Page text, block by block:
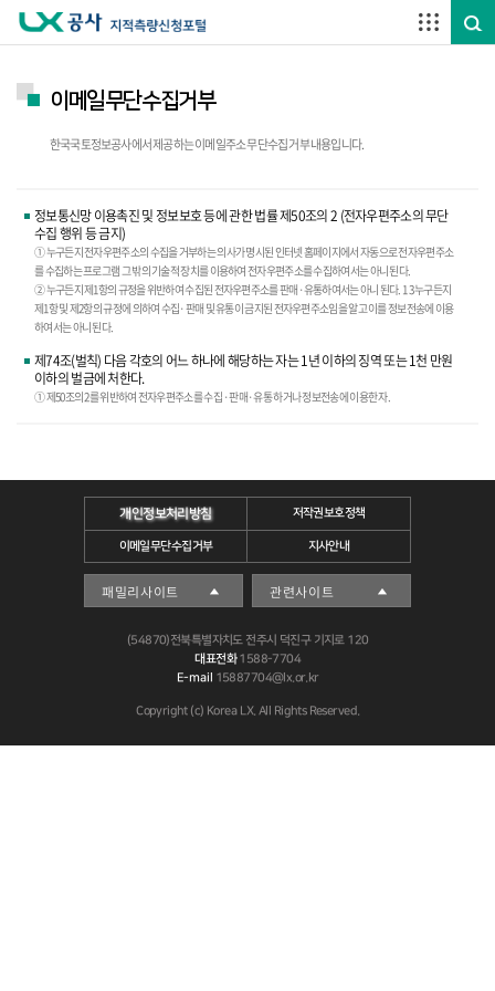
이메일무단수집거부
한국국토정보공사에서 제공하는 이메일주소 무단수집 거부 내용입니다.
정보통신망 이용촉진 및 정보보호 등에 관한 법률 제50조의 2 (전자우편주소의 무단
수집 행위 등 금지)
① 누구든지 전자우편주소의 수집을 거부하는 의사가 명시된 인터넷 홈페이지에서 자동으로 전자우편주소
를 수집하는 프로그램 그 밖의 기술적 장치를 이용하여 전자우편주소를 수집하여서는 아니 된다.
② 누구든지 제1항의 규정을 위반하여 수집된 전자우편주소를 판매·유통하여서는 아니 된다. 1 3 누구든지
제1항 및 제2항의 규정에 의하여 수집·판매 및 유통이 금지된 전자우편주소임을 알고 이를 정보전송에 이용
하여서는 아니 된다.
제74조(벌칙) 다음 각호의 어느 하나에 해당하는 자는 1년 이하의 징역 또는 1천 만원
이하의 벌금에 처한다.
① 제50조의 2를 위반하여 전자우편주소를 수집 ·판매·유통 하거나 정보전송에 이용한 자.
개인정보처리방침 저작권보호정책
이메일무단수집거부 지사안내
(54870)전북특별자치도 전주시 덕진구 기지로 120
대표전화1588-7704
E-mail 15887704@lx.or.kr
Copyright (c) Korea LX. All Rights Reserved.